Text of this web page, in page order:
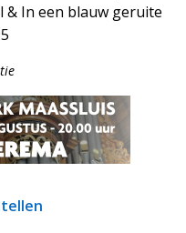
& In een blauw geruite